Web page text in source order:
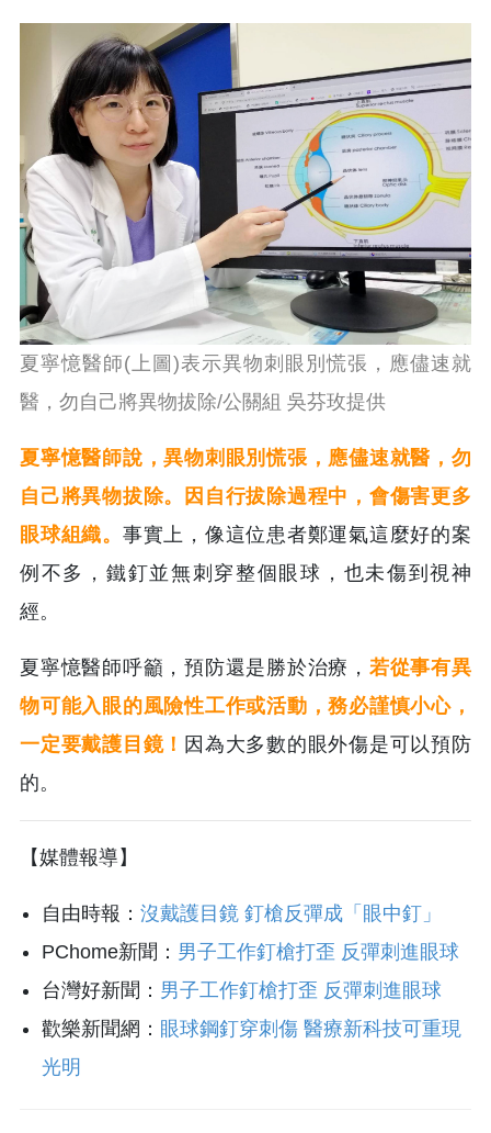
夏寧憶醫師(上圖)表示異物刺眼別慌張，應儘速就
醫，勿自己將異物拔除/公關組 吳芬玫提供
夏寧憶醫師說，異物刺眼別慌張，應儘速就醫，勿
自己將異物拔除。因自行拔除過程中，會傷害更多
眼球組織。 事實上，像這位患者鄭運氣這麼好的案
例不多，鐵釘並無刺穿整個眼球，也未傷到視神
經。
夏寧憶醫師呼籲，預防還是勝於治療， 若從事有異
物可能入眼的風險性工作或活動，務必謹慎小心，
一定要戴護目鏡！ 因為大多數的眼外傷是可以預防
的。
【媒體報導】
自由時報： 沒戴護目鏡 釘槍反彈成「眼中釘」
PChome新聞： 男子工作釘槍打歪 反彈刺進眼球
台灣好新聞： 男子工作釘槍打歪 反彈刺進眼球
歡樂新聞網： 眼球鋼釘穿刺傷 醫療新科技可重現
光明